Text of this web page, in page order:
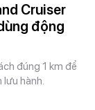
Cruiser
động
đúng 1 km để
lưu hành.